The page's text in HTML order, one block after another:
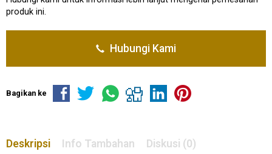
produk ini.
Hubungi Kami
Bagikan ke
Deskripsi Info Tambahan Diskusi (0)